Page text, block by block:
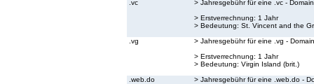
.vc
> Jahresgebühr für eine .vc - Domain
> Erstverrechnung: 1 Jahr
> Bedeutung: St. Vincent and the
.vg
> Jahresgebühr für eine .vg - Domain
> Erstverrechnung: 1 Jahr
> Bedeutung: Virgin Island (brit.)
.web.do
> Jahresgebühr für eine .web.do -